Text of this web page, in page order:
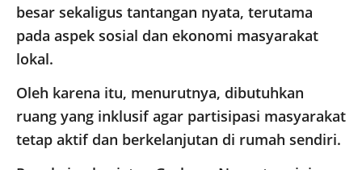
besar sekaligus tantangan nyata, terutama
pada aspek sosial dan ekonomi masyarakat
lokal.
Oleh karena itu, menurutnya, dibutuhkan
ruang yang inklusif agar partisipasi masyarakat
tetap aktif dan berkelanjutan di rumah sendiri.